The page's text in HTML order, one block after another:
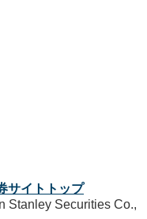
サイトトップ